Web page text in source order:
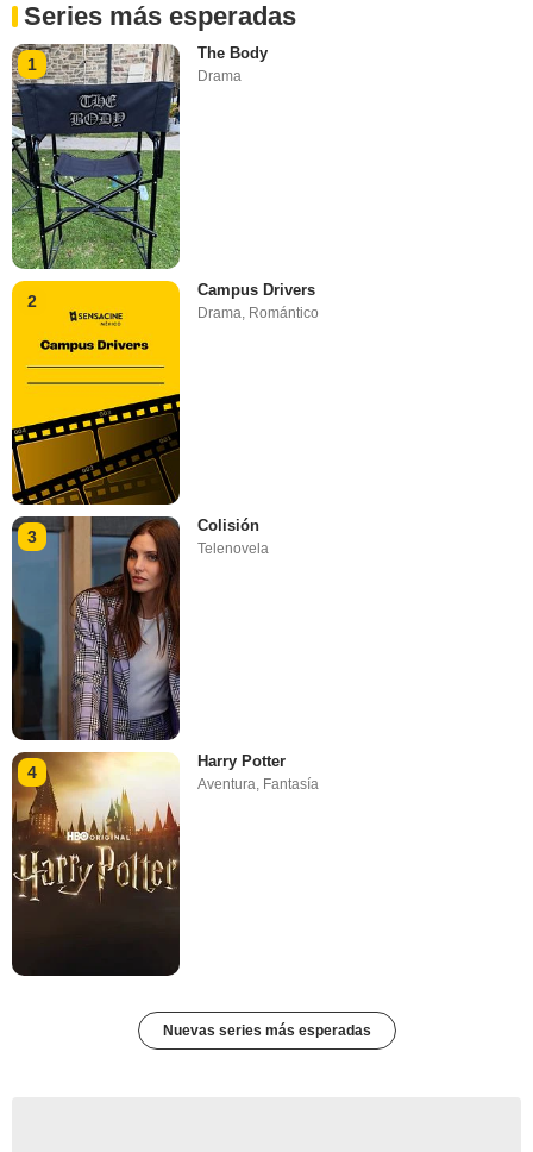
Series más esperadas
1
The Body
Drama
2
Campus Drivers
Drama Romántico
3
Colisión
Telenovela
4
Harry Potter
Aventura, Fantasía
Nuevas series más esperadas